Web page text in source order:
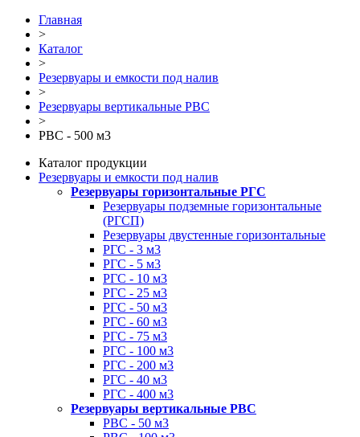
Главная
>
Каталог
>
Резервуары и емкости под налив
>
Резервуары вертикальные РВС
>
РВС - 500 м3
Каталог продукции
Резервуары и емкости под налив
Резервуары горизонтальные РГС
Резервуары подземные горизонтальные
(РГСП)
Резервуары двустенные горизонтальные
РГС - 3 м3
РГС - 5 м3
РГС - 10 м3
РГС - 25 м3
РГС - 50 м3
РГС - 60 м3
РГС - 75 м3
РГС - 100 м3
РГС - 200 м3
РГС - 40 м3
РГС - 400 м3
Резервуары вертикальные РВС
РВС - 50 м3